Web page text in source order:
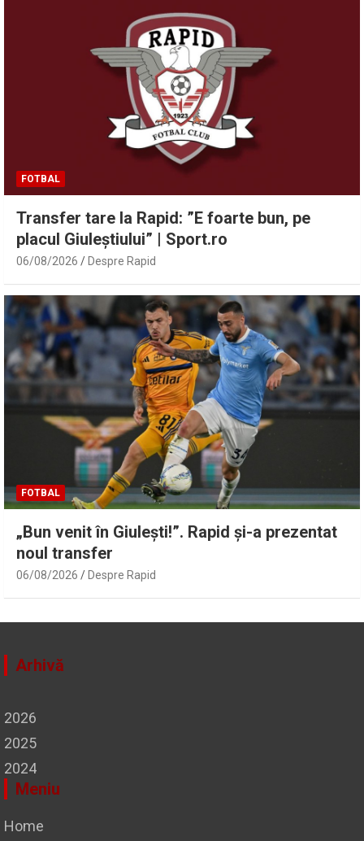
FOTBAL
Transfer tare la Rapid: ”E foarte bun, pe
placul Giuleștiului” | Sport.ro
06/08/2026 Despre Rapid
FOTBAL
„Bun venit în Giulești!”. Rapid și-a prezentat
noul transfer
06/08/2026 Despre Rapid
Arhivă
2026
2025
2024
Meniu
Home